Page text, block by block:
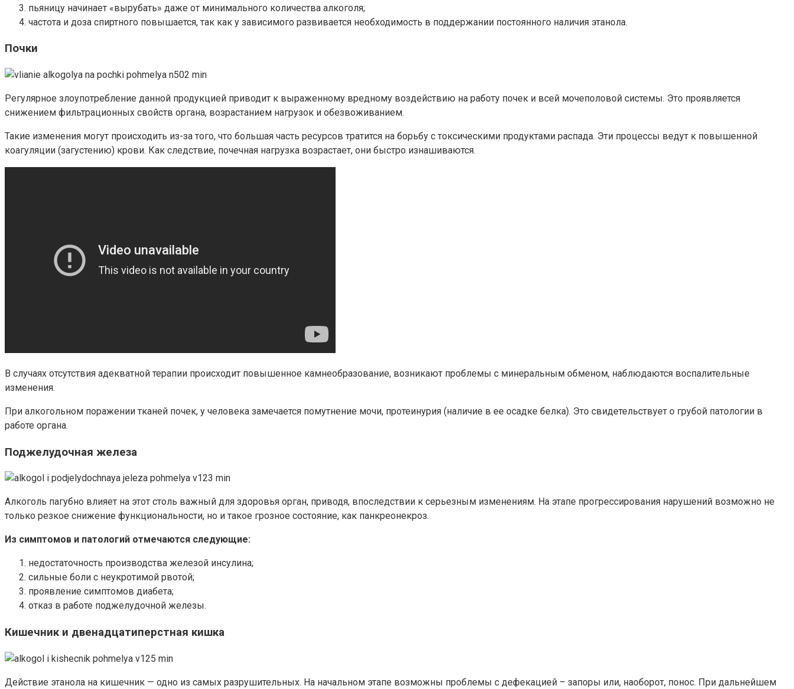
пьяницу начинает «вырубать» даже от минимального количества алкоголя;
частота и доза спиртного повышается, так как у зависимого развивается необходимость в поддержании постоянного наличия этанола.
Почки
Регулярное злоупотребление данной продукцией приводит к выраженному вредному воздействию на работу почек и всей мочеполовой системы. Это проявляется
снижением фильтрационных свойств органа, возрастанием нагрузок и обезвоживанием.
Такие изменения могут происходить из-за того, что большая часть ресурсов тратится на борьбу с токсическими продуктами распада. Эти процессы ведут к повышенной
коагуляции (загустению) крови. Как следствие, почечная нагрузка возрастает, они быстро изнашиваются.
В случаях отсутствия адекватной терапии происходит повышенное камнеобразование, возникают проблемы с минеральным обменом, наблюдаются воспалительные
изменения.
При алкогольном поражении тканей почек, у человека замечается помутнение мочи, протеинурия (наличие в ее осадке белка). Это свидетельствует о грубой патологии в
работе органа.
Поджелудочная железа
Алкоголь пагубно влияет на этот столь важный для здоровья орган, приводя, впоследствии к серьезным изменениям. На этапе прогрессирования нарушений возможно не
только резкое снижение функциональности, но и такое грозное состояние, как панкреонекроз.
Из симптомов и патологий отмечаются следующие:
недостаточность производства железой инсулина;
сильные боли с неукротимой рвотой;
проявление симптомов диабета;
отказ в работе поджелудочной железы.
Кишечник и двенадцатиперстная кишка
Действие этанола на кишечник — одно из самых разрушительных. На начальном этапе возможны проблемы с дефекацией – запоры или, наоборот, понос. При дальнейшем